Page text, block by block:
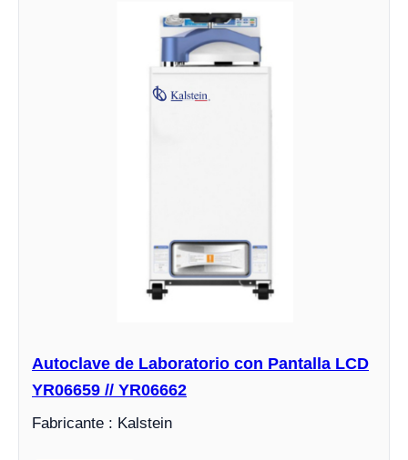
Autoclave de Laboratorio con Pantalla LCD
YR06659 // YR06662
Fabricante : Kalstein